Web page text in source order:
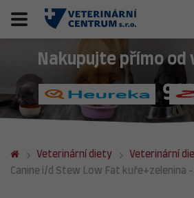
Nakupujte přímo
Veterinární diety Veterinární
Canine i/d Stew Low Fat kuře+zelenina